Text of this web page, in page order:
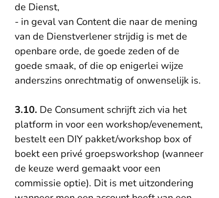
de Dienst,
- in geval van Content die naar de mening
van de Dienstverlener strijdig is met de
openbare orde, de goede zeden of de
goede smaak, of die op enigerlei wijze
anderszins onrechtmatig of onwenselijk is.
3.10. De Consument schrijft zich via het
platform in voor een workshop/evenement,
bestelt een DIY pakket/workshop box of
boekt een privé groepsworkshop (wanneer
de keuze werd gemaakt voor een
commissie optie). Dit is met uitzondering